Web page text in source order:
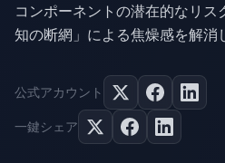
コンポーネントの潜在的なリ
知の断網」による焦燥感を解消
公式アカウント
一鍵シェア